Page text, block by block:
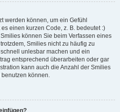
werden können, um ein Gefühl
einen kurzen Code, z. B. bedeutet :)
können Sie beim Verfassen eines
Smilies nicht zu häufig zu
unlesbar machen und ein
entsprechend überarbeiten oder gar
kann auch die Anzahl der Smilies
können.